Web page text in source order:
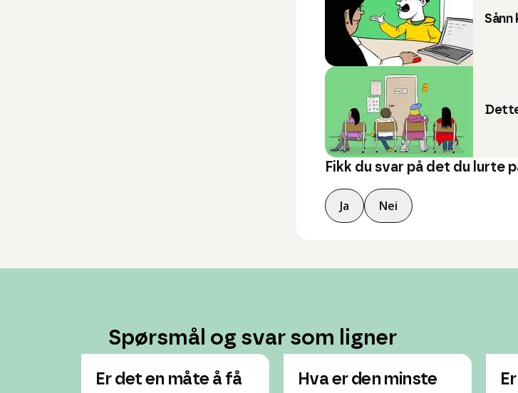
Sånn
Fikk du svar på det du lurte
Ja Nei
Spørsmål og svar som ligner
Er det en måte å få
Hva er den minste